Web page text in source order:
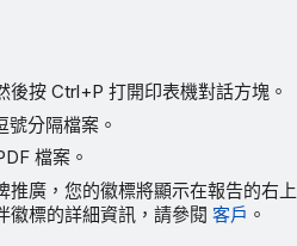
後按 Ctrl+P 打開印表機對話方塊。
分隔檔案。
檔案。
廣，您的徽標將顯示在報告的右
徽標的詳細資訊，請參閱客戶 。